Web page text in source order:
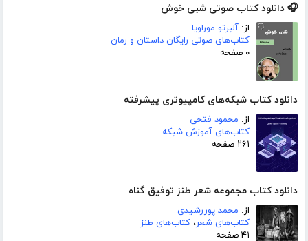
🎧 دانلود کتاب صوتی شبی خوش
از: آلبرتو موراویا
کتاب‌های صوتی رایگان داستان و رمان
۰ صفحه
دانلود کتاب شبکه‌های کامپیوتری پیشرفته
از: محمود فتحی
کتاب‌های آموزش شبکه
۲۶۱ صفحه
دانلود کتاب مجموعه شعر طنز توفیق گناه
از: محمد پوررشیدی
کتاب‌های شعر، کتاب‌های طنز
۴۱ صفحه